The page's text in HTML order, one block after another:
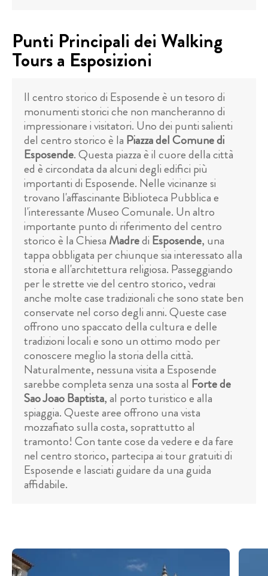
Punti Principali dei Walking
Tours a Esposizioni
Il centro storico di Esposende è un tesoro di
monumenti storici che non mancheranno di
impressionare i visitatori. Uno dei punti salienti
del centro storico è la Piazza del Comune di
Esposende. Questa piazza è il cuore della città
ed è circondata da alcuni degli edifici più
importanti di Esposende. Nelle vicinanze si
trovano l'affascinante Biblioteca Pubblica e
l'interessante Museo Comunale. Un altro
importante punto di riferimento del centro
storico è la Chiesa Madredi Esposende, una
tappa obbligata per chiunque sia interessato alla
storia e all'architettura religiosa. Passeggiando
per le strette vie del centro storico, vedrai
anche molte case tradizionali che sono state ben
conservate nel corso degli anni. Queste case
offrono uno spaccato della cultura e delle
tradizioni locali e sono un ottimo modo per
conoscere meglio la storia della città.
Naturalmente, nessuna visita a Esposende
sarebbe completa senza una sosta al Forte de
Sao Joao Baptista, al porto turistico e alla
spiaggia. Queste aree offrono una vista
mozzafiato sulla costa, soprattutto al
tramonto! Con tante cose da vedere e da fare
nel centro storico, partecipa ai tour gratuiti di
Esposende e lasciati guidare da una guida
affidabile.